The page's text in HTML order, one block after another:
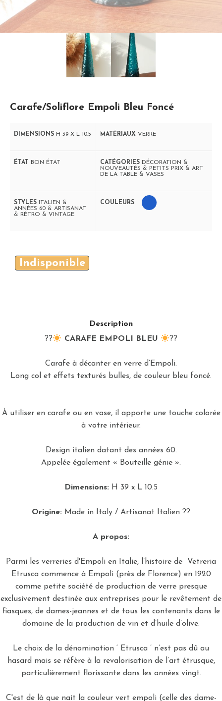
Carafe/Soliflore Empoli Bleu Foncé
DIMENSIONS H 39 X L 10.5 MATÉRIAUX VERRE
ÉTAT BON ÉTAT CATÉGORIES DÉCORATION &
NOUVEAUTÉS & PETITS PRIX & ART
DE LA TABLE & VASES
STYLES
ITALIEN &
ANNÉES 60 & ARTISANAT
& RÉTRO & VINTAGE
COULEURS
Indisponible
Description
??
CARAFE EMPOLI BLEU ??
Carafe à décanter en verre d’Empoli.
Long col et effets texturés bulles, de couleur bleu foncé.
À utiliser en carafe ou en vase, il apporte une touche colorée
à votre intérieur.
Design italien datant des années 60.
Appelée également « Bouteille génie ».
Dimensions: H 39 x L 10.5
Origine: Made in Italy / Artisanat Italien ??
A propos:
Parmi les verreries d'Empoli en Italie, l’histoire de Vetreria
Etrusca commence à Empoli (près de Florence) en 1920
comme petite société de production de verre presque
exclusivement destinée aux entreprises pour le revêtement de
fiasques, de dames-jeannes et de tous les contenants dans le
domaine de la production de vin et d’huile d’olive.
Le choix de la dénomination ‘ Etrusca ’ n’est pas dû au
hasard mais se réfère à la revalorisation de l’art étrusque,
particulièrement florissante dans les années vingt.
C'est de là que nait la couleur vert empoli (celle des dame-